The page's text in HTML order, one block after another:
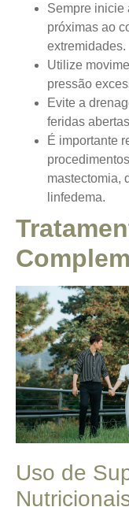
Sempre inicie
próximas ao
extremidades.
Utilize
pressão
Evite a
feridas
É importante
mastectomia,
linfedema.
Uso de